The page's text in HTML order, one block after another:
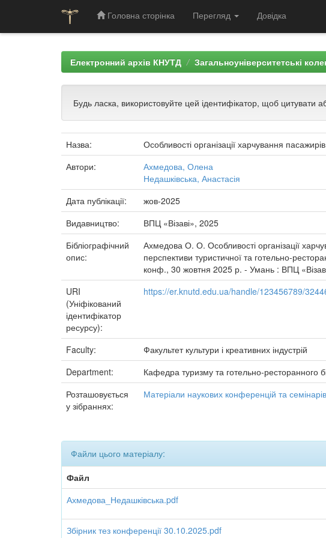
Головна сторінка Перегляд Довідка
Електронний архів КНУТД Загальноуніверситетські
Будь ласка, використовуйте цей ідентифікатор, щоб цитувати
Назва:
Особливості організації харчування
Автори:
Ахмедова, Олена
Недашківська, Анастасія
Дата публікації:
жов-2025
Видавництво:
ВПЦ «Візаві», 2025
Бібліографічний
опис:
Ахмедова О. О. Особливості організації
перспективи туристичної та готельно-
конф., 30 жовтня 2025 р. - Умань : ВПЦ
URI
(Уніфікований
ідентифікатор
ресурсу):
https://er.knutd.edu.ua/handle/123456789/
Faculty:
Факультет культури і креативних індустрій
Department:
Кафедра туризму та готельно-ресторанного
Розташовується
у зібраннях:
Матеріали наукових конференцій та семінарів
Файли цього матеріалу:
Файл
Ахмедова_Недашківська.pdf
Збірник тез конференції 30.10.2025.pdf